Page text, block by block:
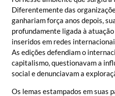
Diferentemente das
ganhariam força anos depois,
profundamente ligada à
inseridos em redes
As edições defendiam o
capitalismo, questionavam a
social e denunciavam a
Os lemas estampados em suas